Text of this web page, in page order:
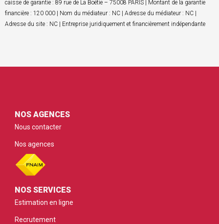
caisse de garantie : 89 rue de La Boëtie – 75008 PARIS | Montant de la garantie
financière : 120 000 | Nom du médiateur : NC | Adresse du médiateur : NC |
Adresse du site : NC | Entreprise juridiquement et financièrement indépendante
NOS AGENCES
Nous contacter
Nos agences
NOS SERVICES
Estimation en ligne
Recrutement